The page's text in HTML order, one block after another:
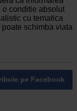
o conditie absolut
cu tematica
schimba viata
pe Facebook